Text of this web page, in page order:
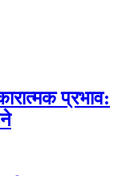
प्रभाव: